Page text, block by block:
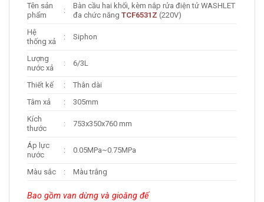
Tên sản
phẩm
:
Bàn cầu hai khối, kèm nắp rửa điện tử WASHLET
đa chức năngTCF6531Z (220V)
Hệ
thống xả
: Siphon
Lượng
nước xả
: 6/3L
Thiết kế :
Thân dài
Tâm xả
:
305mm
Kích
thước
: 753x350x760 mm
Áp lực
nước
: 0.05MPa~0.75MPa
Màu sắc : Màu trắng
Bao gồm van dừng và gioăng đế